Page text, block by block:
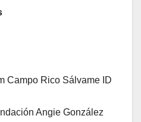
Campo Rico Sálvame ID
Angie González